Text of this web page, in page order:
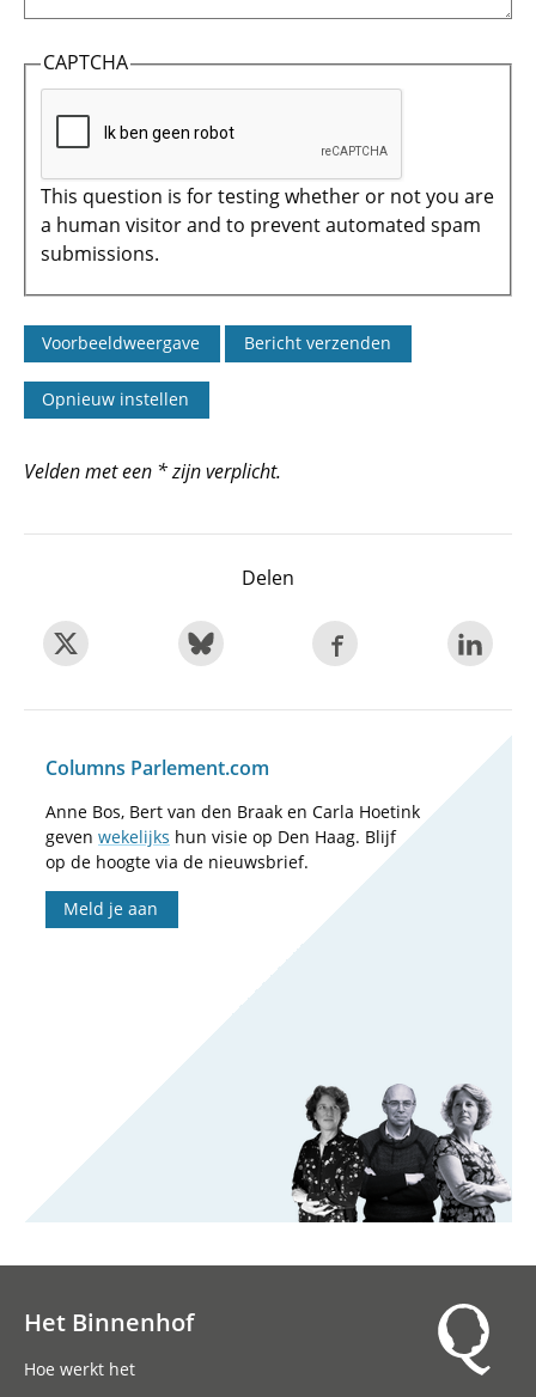
CAPTCHA
This question is for testing whether or not you are
a human visitor and to prevent automated spam
submissions.
Velden met een * zijn verplicht.
Delen
Columns Parlement.com
Anne Bos, Bert van den Braak en Carla Hoetink
geven wekelijks hun visie op Den Haag. Blijf
op de hoogte via de nieuwsbrief.
Meld je aan
Het Binnenhof
Hoe werkt het